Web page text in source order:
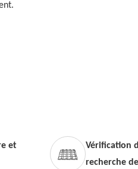
et
Vérification
recherche